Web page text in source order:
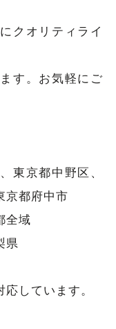
クオリティライ
す。お気軽にご
東京都中野区、
京都府中市
全域
県
しています。